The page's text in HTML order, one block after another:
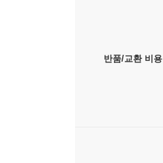
반품/교환 비용